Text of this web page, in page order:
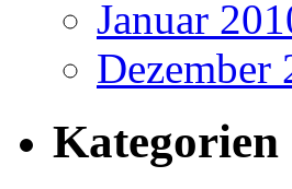
Januar
Dezember
Kategorien